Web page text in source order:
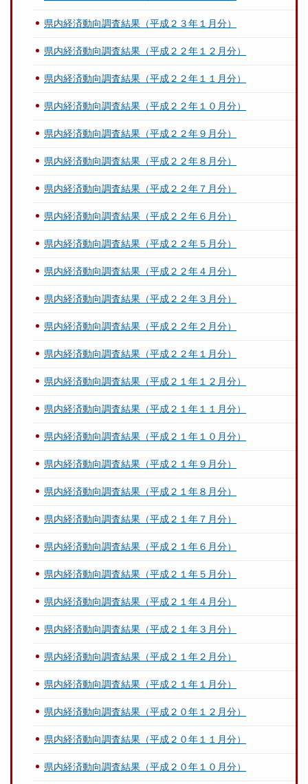
県内経済動向調査結果（平成２３年１月分）
県内経済動向調査結果（平成２２年１２月分）
県内経済動向調査結果（平成２２年１１月分）
県内経済動向調査結果（平成２２年１０月分）
県内経済動向調査結果（平成２２年９月分）
県内経済動向調査結果（平成２２年８月分）
県内経済動向調査結果（平成２２年７月分）
県内経済動向調査結果（平成２２年６月分）
県内経済動向調査結果（平成２２年５月分）
県内経済動向調査結果（平成２２年４月分）
県内経済動向調査結果（平成２２年３月分）
県内経済動向調査結果（平成２２年２月分）
県内経済動向調査結果（平成２２年１月分）
県内経済動向調査結果（平成２１年１２月分）
県内経済動向調査結果（平成２１年１１月分）
県内経済動向調査結果（平成２１年１０月分）
県内経済動向調査結果（平成２１年９月分）
県内経済動向調査結果（平成２１年８月分）
県内経済動向調査結果（平成２１年７月分）
県内経済動向調査結果（平成２１年６月分）
県内経済動向調査結果（平成２１年５月分）
県内経済動向調査結果（平成２１年４月分）
県内経済動向調査結果（平成２１年３月分）
県内経済動向調査結果（平成２１年２月分）
県内経済動向調査結果（平成２１年１月分）
県内経済動向調査結果（平成２０年１２月分）
県内経済動向調査結果（平成２０年１１月分）
県内経済動向調査結果（平成２０年１０月分）